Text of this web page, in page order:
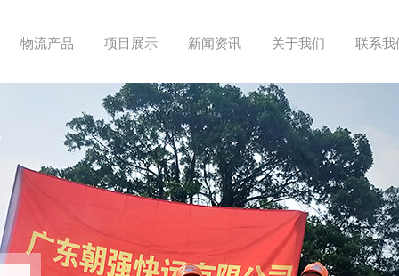
物流产品 项目展示 新闻资讯 关于我们 联系我